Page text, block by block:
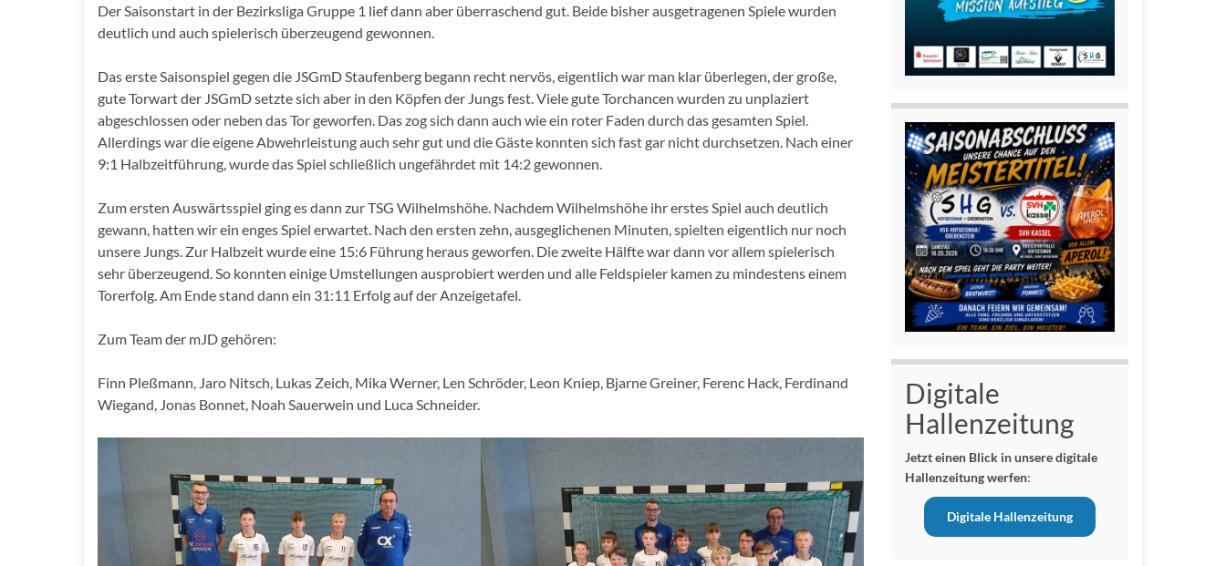
Der Saisonstart in der Bezirksliga Gruppe 1 lief dann aber überraschend gut. Beide bisher ausgetragenen Spiele wurden
deutlich und auch spielerisch überzeugend gewonnen.
Das erste Saisonspiel gegen die JSGmD Staufenberg begann recht nervös, eigentlich war man klar überlegen, der große,
gute Torwart der JSGmD setzte sich aber in den Köpfen der Jungs fest. Viele gute Torchancen wurden zu unplaziert
abgeschlossen oder neben das Tor geworfen. Das zog sich dann auch wie ein roter Faden durch das gesamten Spiel.
Allerdings war die eigene Abwehrleistung auch sehr gut und die Gäste konnten sich fast gar nicht durchsetzen. Nach einer
9:1 Halbzeitführung, wurde das Spiel schließlich ungefährdet mit 14:2 gewonnen.
Zum ersten Auswärtsspiel ging es dann zur TSG Wilhelmshöhe. Nachdem Wilhelmshöhe ihr erstes Spiel auch deutlich
gewann, hatten wir ein enges Spiel erwartet. Nach den ersten zehn, ausgeglichenen Minuten, spielten eigentlich nur noch
unsere Jungs. Zur Halbzeit wurde eine 15:6 Führung heraus geworfen. Die zweite Hälfte war dann vor allem spielerisch
sehr überzeugend. So konnten einige Umstellungen ausprobiert werden und alle Feldspieler kamen zu mindestens einem
Torerfolg. Am Ende stand dann ein 31:11 Erfolg auf der Anzeigetafel.
Zum Team der mJD gehören:
Finn Pleßmann, Jaro Nitsch, Lukas Zeich, Mika Werner, Len Schröder, Leon Kniep, Bjarne Greiner, Ferenc Hack, Ferdinand
Wiegand, Jonas Bonnet, Noah Sauerwein und Luca Schneider.
Digitale
Hallenzeitung
Jetzt einen Blick in unsere digitale
Hallenzeitung werfen:
Digitale Hallenzeitung